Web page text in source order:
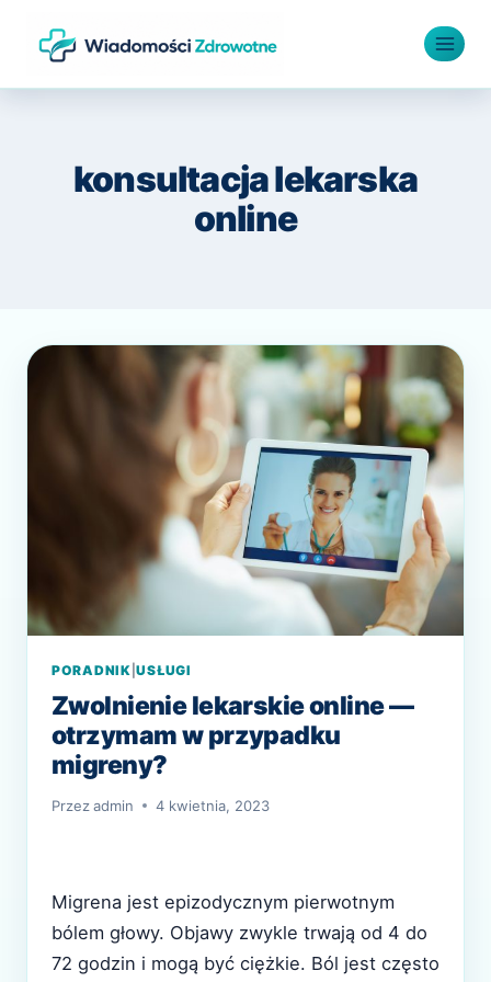
konsultacja lekarska
online
PORADNIK |USŁUGI
Zwolnienie lekarskie online —
otrzymam w przypadku
migreny?
Przezadmin 4 kwietnia, 2023
Migrena jest epizodycznym pierwotnym
bólem głowy. Objawy zwykle trwają od 4 do
72 godzin i mogą być ciężkie. Ból jest często